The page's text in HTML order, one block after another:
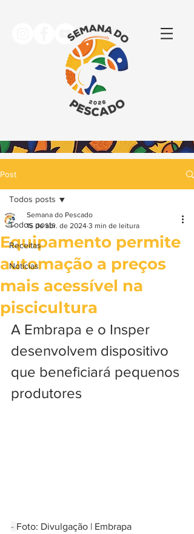
Post
Todos posts
Receitas
Notícias
Todos posts
Equipamento permite
automação a preços
mais acessível na
piscicultura
Semana do Pescado
15 de abr. de 2024 3 min de leitura
A Embrapa e o Insper
desenvolvem dispositivo
que beneficiará pequenos
produtores
- Foto: Divulgação | Embrapa